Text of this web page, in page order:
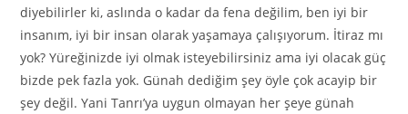
diyebilirler ki, aslında o kadar da fena değilim, ben iyi bir
insanım, iyi bir insan olarak yaşamaya çalışıyorum. İtiraz mı
yok? Yüreğinizde iyi olmak isteyebilirsiniz ama iyi olacak güç
bizde pek fazla yok. Günah dediğim şey öyle çok acayip bir
şey değil. Yani Tanrı’ya uygun olmayan her şeye günah